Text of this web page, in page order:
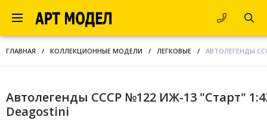
ГЛАВНАЯ / КОЛЛЕКЦИОННЫЕ МОДЕЛИ / ЛЕГКОВЫЕ / АВТОЛЕГЕНДЫ
Автолегенды СССР №122 ИЖ-13 "Старт"
Deagostini